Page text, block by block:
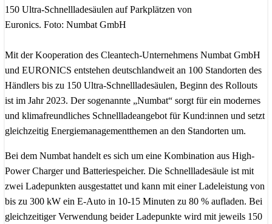
150 Ultra-Schnellladesäulen auf Parkplätzen von
Euronics. Foto: Numbat GmbH
Mit der Kooperation des Cleantech-Unternehmens Numbat GmbH
und EURONICS entstehen deutschlandweit an 100 Standorten des
Händlers bis zu 150 Ultra-Schnellladesäulen, Beginn des Rollouts
ist im Jahr 2023. Der sogenannte „Numbat“ sorgt für ein modernes
und klimafreundliches Schnellladeangebot für Kund:innen und setzt
gleichzeitig Energiemanagementthemen an den Standorten um.
Bei dem Numbat handelt es sich um eine Kombination aus High-
Power Charger und Batteriespeicher. Die Schnellladesäule ist mit
zwei Ladepunkten ausgestattet und kann mit einer Ladeleistung von
bis zu 300 kW ein E-Auto in 10-15 Minuten zu 80 % aufladen. Bei
gleichzeitiger Verwendung beider Ladepunkte wird mit jeweils 150